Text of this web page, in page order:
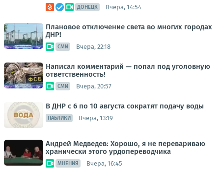
ДОНЕЦК Вчера, 14:54
Плановое отключение света во многих городах
ДНР!
СМИ Вчера, 22:18
Написал комментарий — попал под уголовную
ответственность!
СМИ Вчера, 20:57
В ДНР с 6 по 10 августа сократят подачу воды
ПАБЛИКИ Вчера, 13:19
Андрей Медведев: Хорошо, я не перевариваю
хранически этого урдопереводчика
МНЕНИЯ Вчера, 16:45